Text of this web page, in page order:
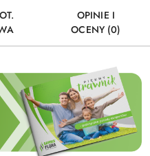
OPINIE I
OCENY (0)